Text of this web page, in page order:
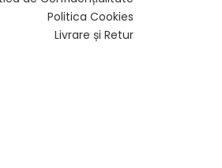
Politica Cookies
Livrare și Retur